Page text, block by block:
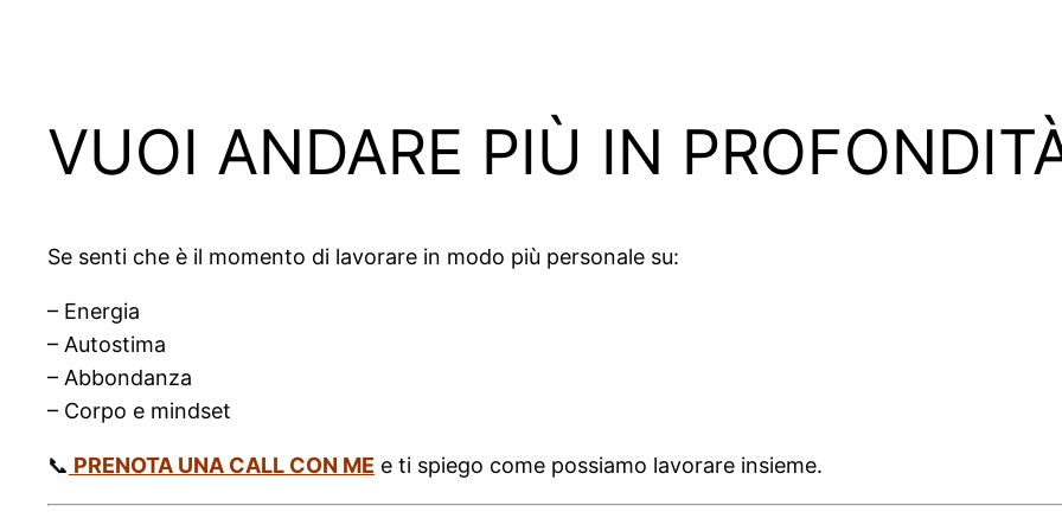
VUOI ANDARE PIÙ IN
Se senti che è il momento di lavorare in modo più personale su:
– Energia
– Autostima
– Abbondanza
– Corpo e mindset
📞 PRENOTA UNA CALL CON ME e ti spiego come possiamo lavorare insieme.